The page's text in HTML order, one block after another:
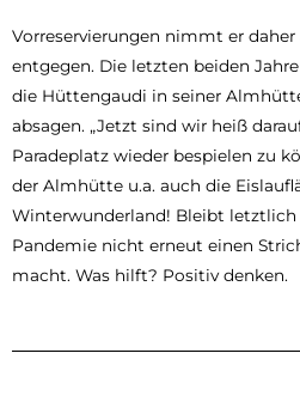
Vorreservierungen nimmt er
entgegen. Die letzten beiden
die Hüttengaudi in seiner
absagen. „Jetzt sind wir heiß
Paradeplatz wieder bespielen zu
der Almhütte u.a. auch die
Winterwunderland! Bleibt letztlich
Pandemie nicht erneut einen
macht. Was hilft? Positiv denken.